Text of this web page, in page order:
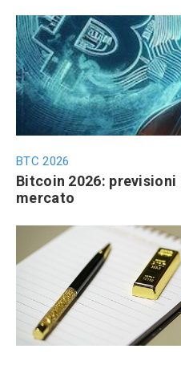
BTC 2026
Bitcoin 2026:
mercato